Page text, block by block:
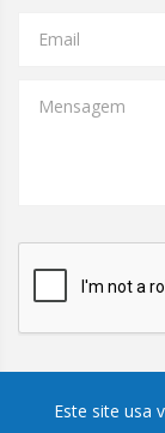
Este site usa
Email
Mensagem